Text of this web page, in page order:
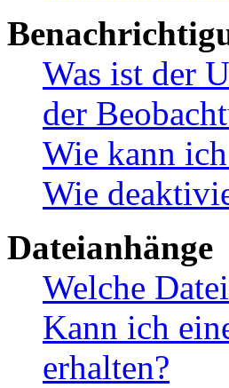
Was ist der
der
Wie kann
Wie
Dateianhänge
Welche
Kann ich
erhalten?